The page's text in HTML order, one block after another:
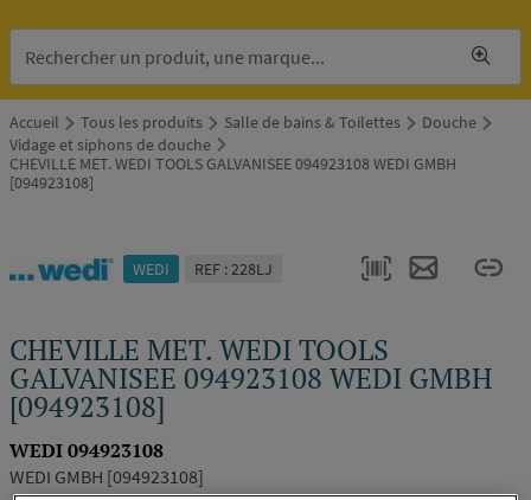
Accueil Tous les produits Salle de bains & Toilettes
Douche
Vidage et siphons de douche
CHEVILLE MET. WEDI TOOLS GALVANISEE 094923108 WEDI GMBH
[094923108]
WEDI REF : 228LJ
CHEVILLE MET. WEDI TOOLS
GALVANISEE 094923108 WEDI GMBH
[094923108]
WEDI 094923108
WEDI GMBH [094923108]